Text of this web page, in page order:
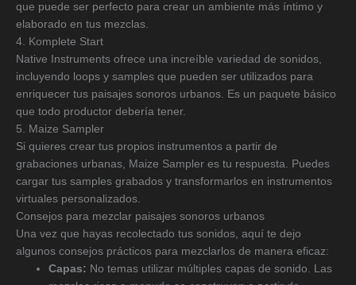
que puede ser perfecto para crear un ambiente más íntimo y
elaborado en tus mezclas.
4. Komplete Start
Native Instruments ofrece una increíble variedad de sonidos,
incluyendo loops y samples que pueden ser utilizados para
enriquecer tus paisajes sonoros urbanos. Es un paquete básico
que todo productor debería tener.
5. Maize Sampler
Si quieres crear tus propios instrumentos a partir de
grabaciones urbanas, Maize Sampler es tu respuesta. Puedes
cargar tus samples grabados y transformarlos en instrumentos
virtuales personalizados.
Consejos para mezclar paisajes sonoros urbanos
Una vez que hayas recolectado tus sonidos, aquí te dejo
algunos consejos prácticos para mezclarlos de manera eficaz:
Capas: No temas utilizar múltiples capas de sonido. Las